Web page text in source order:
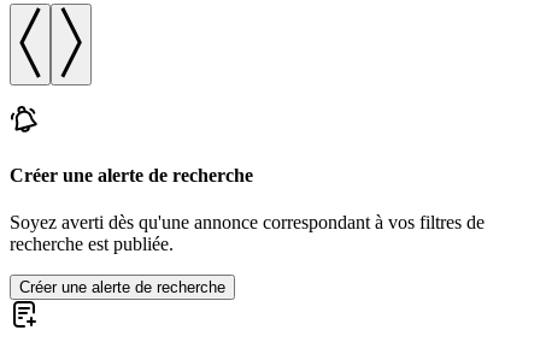
Créer une alerte de recherche
Soyez averti dès qu'une annonce correspondant à vos filtres de
recherche est publiée.
Créer une alerte de recherche